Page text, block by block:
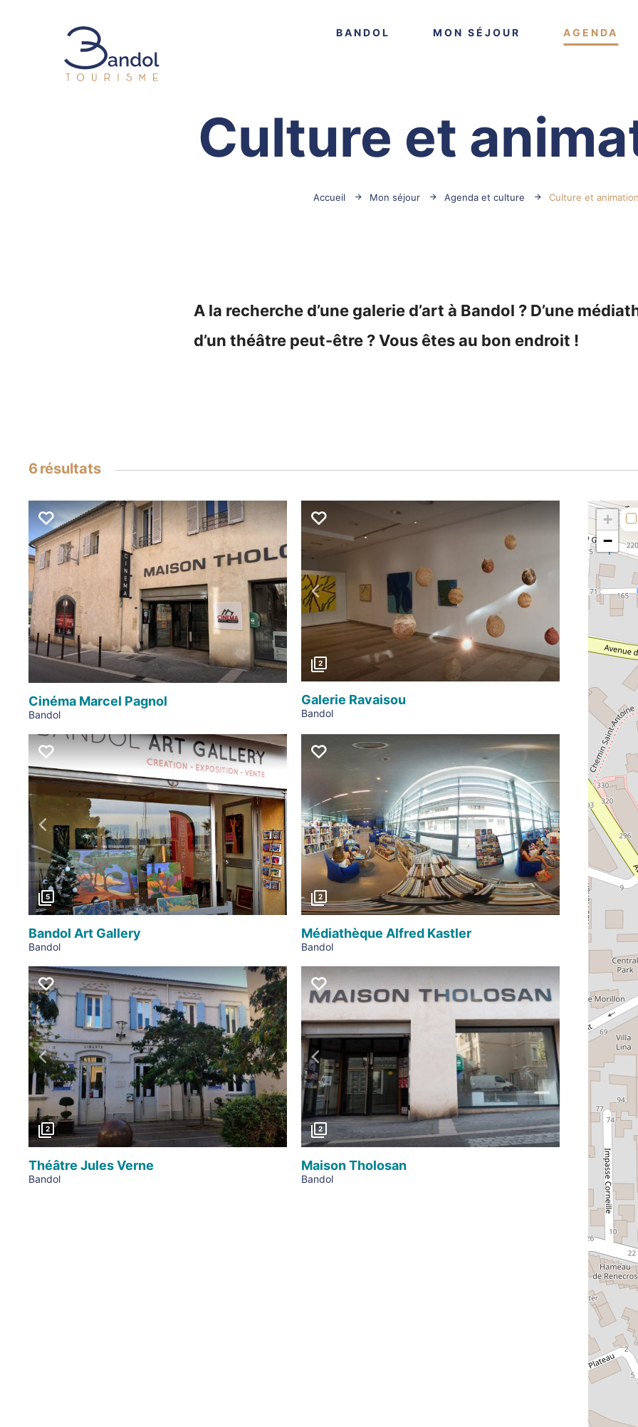
BANDOL VOIR PLUSMON SÉJOUR VOIR PLUSAGENDA
Culture et
Accueil Mon séjour Agenda et culture Culture et
A la recherche d’une galerie d’art à Bandol ? D’une
d’un théâtre peut-être ? Vous êtes au bon endroit !
6 résultats
+
−
Cinéma Marcel Pagnol
Bandol
Précédent
2
Galerie Ravaisou
Bandol
Précédent
5
Bandol Art Gallery
Bandol
Précédent
2
Médiathèque Alfred Kastler
Bandol
Précédent
2
Théâtre Jules Verne
Bandol
Précédent
2
Maison Tholosan
Bandol